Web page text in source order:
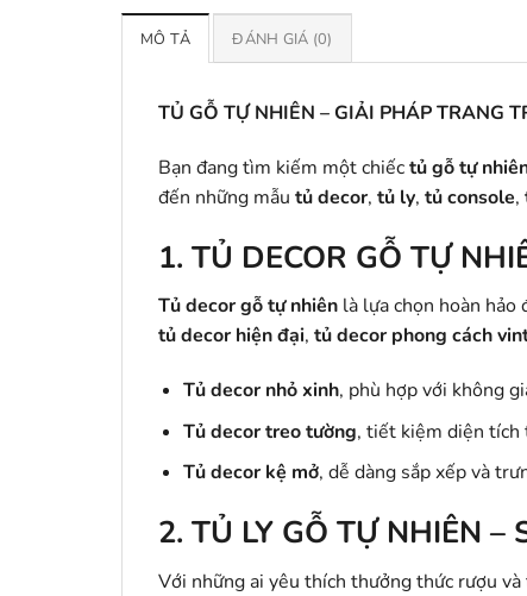
MÔ TẢ ĐÁNH GIÁ (0)
TỦ GỖ TỰ NHIÊN – GIẢI PHÁP TRANG
Bạn đang tìm kiếm một chiếctủ gỗ tự
đến những mẫu tủ decor, tủ ly, tủ console,
1. TỦ DECOR GỖ TỰ
Tủ decor gỗ tự nhiên là lựa chọn hoàn hảo
tủ decor hiện đại, tủ decor phong cách
Tủ decor nhỏ xinh, phù hợp với không
Tủ decor treo tường, tiết kiệm diện tích
Tủ decor kệ mở, dễ dàng sắp xếp và
2. TỦ LY GỖ TỰ NHIÊN –
Với những ai yêu thích thưởng thức rượu